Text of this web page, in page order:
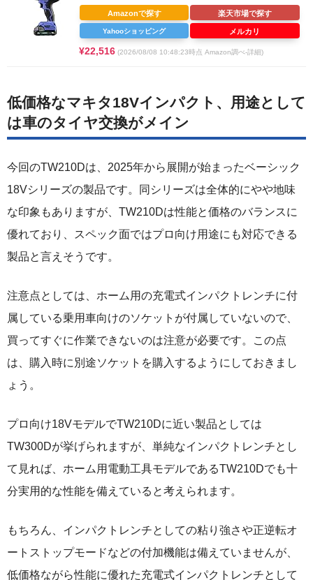
¥22,516 (2026/08/08 10:48:23時点 Amazon調べ-詳細)
Amazonで探す 楽天市場で探す
Yahooショッピング メルカリ
低価格なマキタ18Vインパクト、用途として
は車のタイヤ交換がメイン
今回のTW210Dは、2025年から展開が始まったベーシック
18Vシリーズの製品です。同シリーズは全体的にやや地味
な印象もありますが、TW210Dは性能と価格のバランスに
優れており、スペック面ではプロ向け用途にも対応できる
製品と言えそうです。
注意点としては、ホーム用の充電式インパクトレンチに付
属している乗用車向けのソケットが付属していないので、
買ってすぐに作業できないのは注意が必要です。この点
は、購入時に別途ソケットを購入するようにしておきまし
ょう。
プロ向け18VモデルでTW210Dに近い製品としては
TW300Dが挙げられますが、単純なインパクトレンチとし
て見れば、ホーム用電動工具モデルであるTW210Dでも十
分実用的な性能を備えていると考えられます。
もちろん、インパクトレンチとしての粘り強さや正逆転オ
ートストップモードなどの付加機能は備えていませんが、
低価格ながら性能に優れた充電式インパクトレンチとして